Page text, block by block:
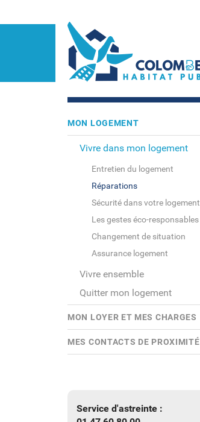
MON LOGEMENT
Vivre dans mon logement
Entretien du logement
Réparations
Sécurité dans votre logement
Les gestes éco-responsables
Changement de situation
Assurance logement
Vivre ensemble
Quitter mon logement
MON LOYER ET MES CHARGES
MES CONTACTS DE PROXIMITÉ
Service d'astreinte :